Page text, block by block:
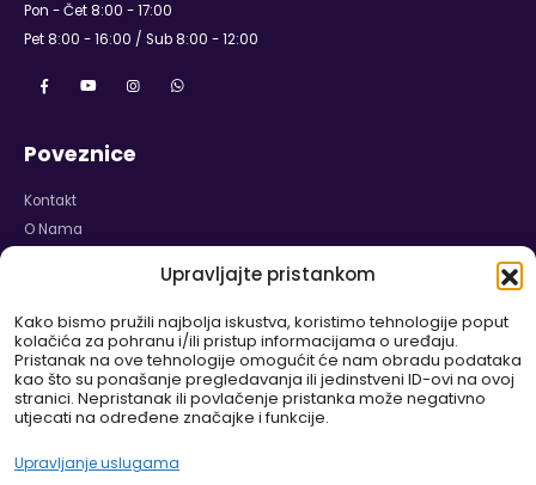
Upravljajte pristankom
Kako bismo pružili najbolja iskustva, koristimo tehnologije poput
kolačića za pohranu i/ili pristup informacijama o uređaju.
Pristanak na ove tehnologije omogućit će nam obradu podataka
kao što su ponašanje pregledavanja ili jedinstveni ID-ovi na ovoj
stranici. Nepristanak ili povlačenje pristanka može negativno
utjecati na određene značajke i funkcije.
Upravljanje uslugama
Pon - Čet 8:00 - 17:00
Pet 8:00 - 16:00 / Sub 8:00 - 12:00
Poveznice
Kontakt
O Nama
Izjava o Privatnosti
Politika Kolačića
Odricanje od Odgovornosti
Pravilnik o Garanciji i Reklamaciji
DELUX-ZASTORI.EU